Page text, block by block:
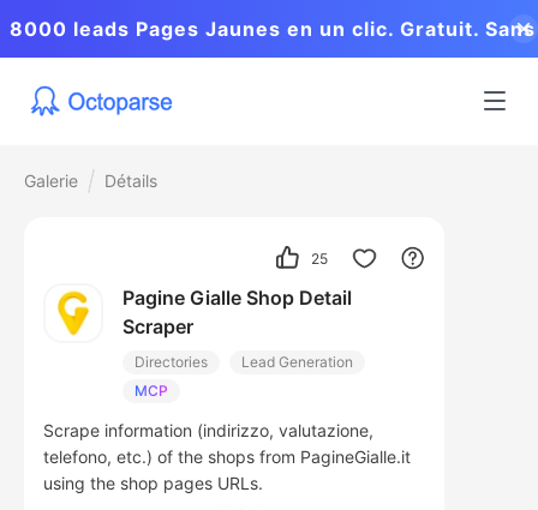
8000 leads Pages Jaunes en un clic. Gratuit. Sans
Galerie Détails
25
Pagine Gialle Shop Detail
Scraper
Directories
Lead Generation
MCP
Scrape information (indirizzo, valutazione,
telefono, etc.) of the shops from PagineGialle.it
using the shop pages URLs.